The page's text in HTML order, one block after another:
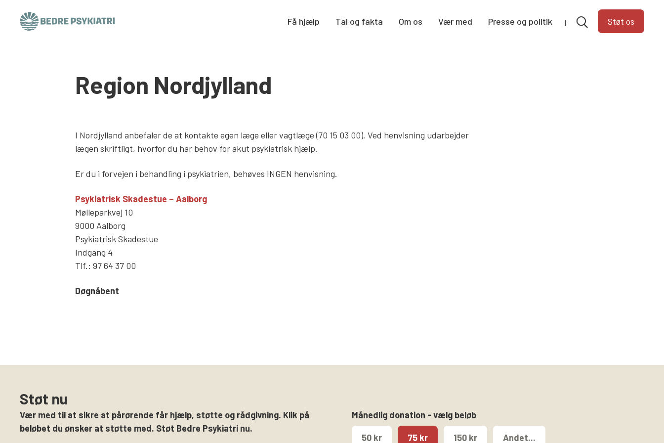
Få hjælp Tal og fakta Om os Vær med Presse og politik Støt os
Region Nordjylland
I Nordjylland anbefaler de at kontakte egen læge eller vagtlæge (70 15 03 00). Ved henvisning udarbejder
lægen skriftligt, hvorfor du har behov for akut psykiatrisk hjælp.
Er du i forvejen i behandling i psykiatrien, behøves INGEN henvisning.
Psykiatrisk Skadestue – Aalborg
Mølleparkvej 10
9000 Aalborg
Psykiatrisk Skadestue
Indgang 4
Tlf.: 97 64 37 00
Døgnåbent
Støt nu
Vær med til at sikre at pårørende får hjælp, støtte og rådgivning. Klik på
beløbet du ønsker at støtte med. Støt Bedre Psykiatri nu.
Månedlig donation - vælg beløb
50 kr 75 kr 150 kr Andet...